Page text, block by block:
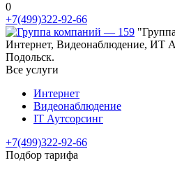
0
+7(499)322-92-66
Интернет, Видеонаблюдение, ИТ
Подольск.
Все услуги
Интернет
Видеонаблюдение
IT Аутсорсинг
+7(499)322-92-66
Подбор тарифа